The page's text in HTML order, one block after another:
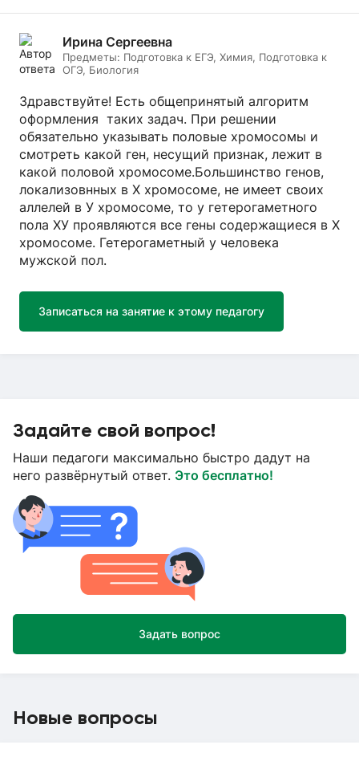
Ирина Сергеевна
Предметы: Подготовка к ЕГЭ, Химия, Подготовка к
ОГЭ, Биология
Здравствуйте! Есть общепринятый алгоритм
оформления таких задач. При решении
обязательно указывать половые хромосомы и
смотреть какой ген, несущий признак, лежит в
какой половой хромосоме.Большинство генов,
локализовнных в Х хромосоме, не имеет своих
аллелей в У хромосоме, то у гетерогаметного
пола ХУ проявляются все гены содержащиеся в Х
хромосоме. Гетерогаметный у человека
мужской пол.
Записаться на занятие к этому педагогу
Задайте свой вопрос!
Наши педагоги максимально быстро дадут на
него развёрнутый ответ. Это бесплатно!
Задать вопрос
Новые вопросы